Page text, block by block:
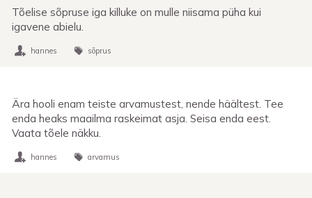
Tõelise sõpruse iga killuke on mulle niisama püha kui
igavene abielu.
hannes sõprus
Ära hooli enam teiste arvamustest, nende häältest. Tee
enda heaks maailma raskeimat asja. Seisa enda eest.
Vaata tõele näkku.
hannes arvamus